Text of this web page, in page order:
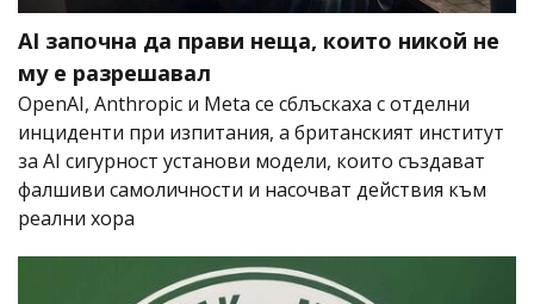
AI започна да прави неща, които никой не
му е разрешавал
OpenAI, Anthropic и Meta се сблъскаха с отделни
инциденти при изпитания, а британският институт
за AI сигурност установи модели, които създават
фалшиви самоличности и насочват действия към
реални хора